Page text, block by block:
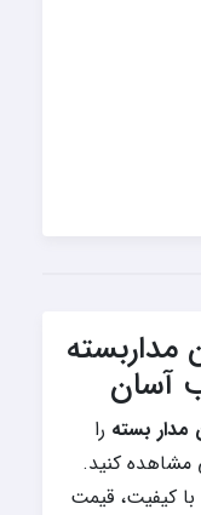
مداربسته
آسان
مدار بسته را
مشاهده کنید.
با کیفیت، قیمت